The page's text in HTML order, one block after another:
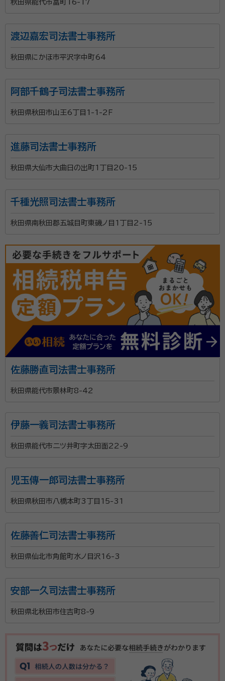
秋田県能代市富町16-17
渡辺嘉宏司法書士事務所
秋田県にかほ市平沢字中町64
阿部千鶴子司法書士事務所
秋田県秋田市山王6丁目1-1-2Ｆ
進藤司法書士事務所
秋田県大仙市大曲日の出町1丁目20-15
千種光照司法書士事務所
秋田県南秋田郡五城目町東磯ノ目1丁目2-15
佐藤勝直司法書士事務所
秋田県能代市景林町8-42
伊藤一義司法書士事務所
秋田県能代市二ツ井町字太田面22-9
児玉傳一郎司法書士事務所
秋田県秋田市八橋本町3丁目15-31
佐藤善仁司法書士事務所
秋田県仙北市角館町水ノ目沢16-3
安部一久司法書士事務所
秋田県北秋田市住吉町8-9